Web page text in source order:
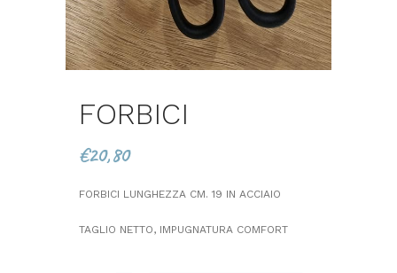
FORBICI
€20,80
FORBICI LUNGHEZZA CM. 19 IN ACCIAIO
TAGLIO NETTO, IMPUGNATURA COMFORT